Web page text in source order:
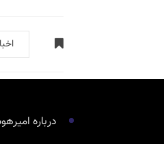
درباره